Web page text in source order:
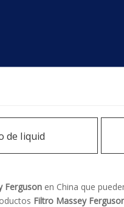
de Iiquid
Ferguson en China que
Filtro Massey